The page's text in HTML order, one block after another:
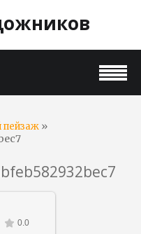
пейзаж »
0.0